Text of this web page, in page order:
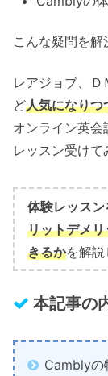
こんな疑問を解
レアジョブ、
ど人気になり
オンライン英
レッスン受けて
体験レッス
リットデメ
きるかを解説
本記事の
Camblyの